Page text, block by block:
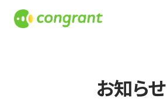
お知らせ